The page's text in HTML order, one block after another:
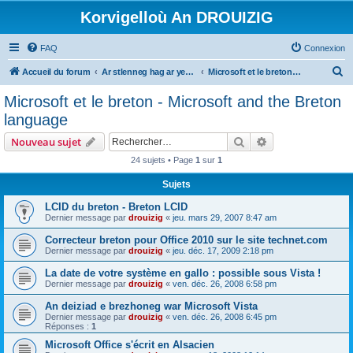
Korvigelloù An DROUIZIG
FAQ Connexion
Accueil du forum Ar stlenneg hag ar yezhoù bihan er bed a-bezh Microsoft et le breton - Microsoft and the Breton language
Microsoft et le breton - Microsoft and the Breton
language
Nouveau sujet Rechercher
24 sujets • Page 1 sur 1
Sujets
LCID du breton - Breton LCID
Dernier message par drouizig « jeu. mars 29, 2007 8:47 am
Correcteur breton pour Office 2010 sur le site technet.com
Dernier message par drouizig « jeu. déc. 17, 2009 2:18 pm
La date de votre système en gallo : possible sous Vista !
Dernier message par drouizig « ven. déc. 26, 2008 6:58 pm
An deiziad e brezhoneg war Microsoft Vista
Dernier message par drouizig « ven. déc. 26, 2008 6:45 pm
Réponses : 1
Microsoft Office s'écrit en Alsacien